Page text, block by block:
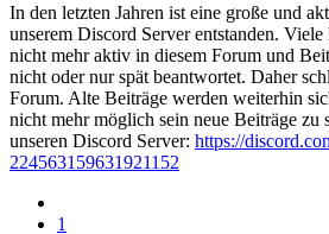
In den letzten Jahren ist eine große und
unserem Discord Server entstanden.
nicht mehr aktiv in diesem Forum und
nicht oder nur spät beantwortet. Daher
Forum. Alte Beiträge werden weiterhin
nicht mehr möglich sein neue Beiträge
unseren Discord Server: https://
224563159631921152
1